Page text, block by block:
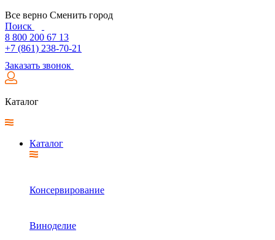
Все верно Сменить город
Поиск
8 800 200 67 13
+7 (861) 238-70-21
Заказать звонок
Каталог
Каталог
Консервирование
Виноделие